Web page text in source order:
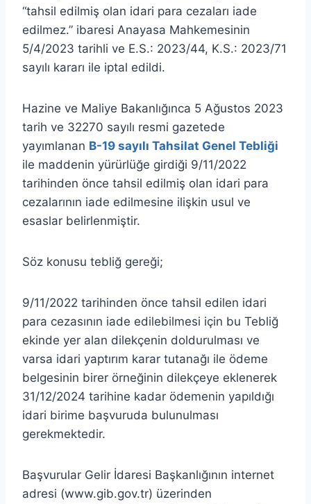
“tahsil edilmiş olan idari para cezaları iade
edilmez.” ibaresi Anayasa Mahkemesinin
5/4/2023 tarihli ve E.S.: 2023/44, K.S.: 2023/71
sayılı kararı ile iptal edildi.
Hazine ve Maliye Bakanlığınca 5 Ağustos 2023
tarih ve 32270 sayılı resmi gazetede
yayımlanan B-19 sayılı Tahsilat Genel Tebliği
ile maddenin yürürlüğe girdiği 9/11/2022
tarihinden önce tahsil edilmiş olan idari para
cezalarının iade edilmesine ilişkin usul ve
esaslar belirlenmiştir.
Söz konusu tebliğ gereği;
9/11/2022 tarihinden önce tahsil edilen idari
para cezasının iade edilebilmesi için bu Tebliğ
ekinde yer alan dilekçenin doldurulması ve
varsa idari yaptırım karar tutanağı ile ödeme
belgesinin birer örneğinin dilekçeye eklenerek
31/12/2024 tarihine kadar ödemenin yapıldığı
idari birime başvuruda bulunulması
gerekmektedir.
Başvurular Gelir İdaresi Başkanlığının internet
adresi (www.gib.gov.tr) üzerinden